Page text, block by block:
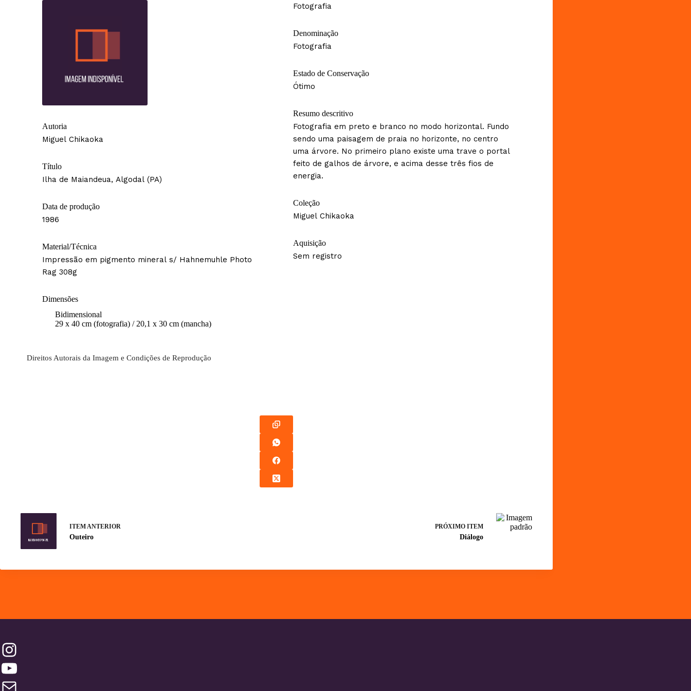
Autoria
Miguel Chikaoka
Título
Ilha de Maiandeua, Algodal (PA)
Data de produção
1986
Material/Técnica
Impressão em pigmento mineral s/ Hahnemuhle Photo
Rag 308g
Dimensões
Bidimensional
29 x 40 cm (fotografia) / 20,1 x 30 cm (mancha)
Fotografia
Denominação
Fotografia
Estado de Conservação
Ótimo
Resumo descritivo
Fotografia em preto e branco no modo horizontal. Fundo
sendo uma paisagem de praia no horizonte, no centro
uma árvore. No primeiro plano existe uma trave o portal
feito de galhos de árvore, e acima desse três fios de
energia.
Coleção
Miguel Chikaoka
Aquisição
Sem registro
Direitos Autorais da Imagem e Condições de Reprodução
ITEM ANTERIOR
Outeiro
PRÓXIMO ITEM
Diálogo
Instagram
YouTube
Contatos